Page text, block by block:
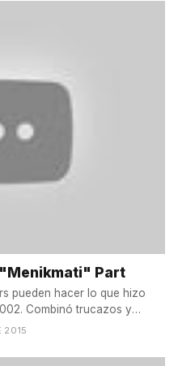
Part
pueden hacer lo que hizo
Combinó trucazos y
2015